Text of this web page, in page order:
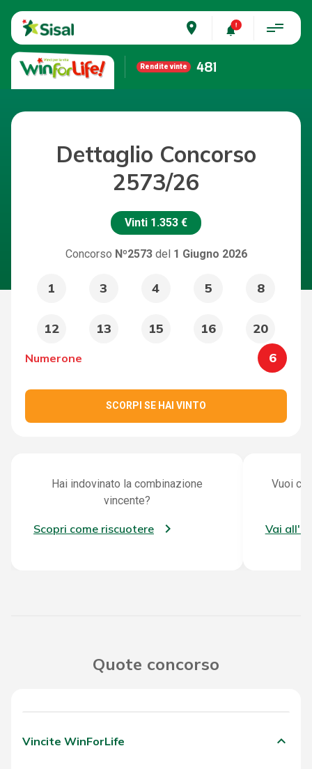
place
Rendite vinte 481
Dettaglio Concorso
2573/26
Vinti 1.353 €
Concorso Nº2573del 1 Giugno 2026
1 3 4 5 8
12 13 15 16 20
Numerone 6
SCORPI SE HAI VINTO
Hai indovinato la combinazione
vincente?
Scopri come riscuotere
Vuoi
Vai
Quote concorso
Vincite WinForLife keyboard_arrow_down